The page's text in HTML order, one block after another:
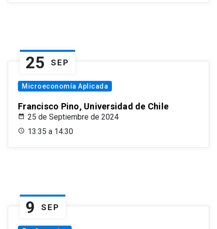
25 SEP
Microeconomía Aplicada
Francisco Pino, Universidad de Chile
25 de Septiembre de 2024
13:35 a 14:30
9 SEP